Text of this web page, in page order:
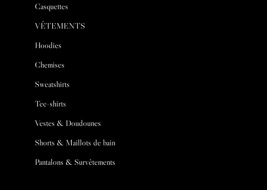
Casquettes
VÊTEMENTS
Hoodies
Chemises
Sweatshirts
Tee-shirts
Vestes & Doudounes
Shorts & Maillots de bain
Pantalons & Survêtements